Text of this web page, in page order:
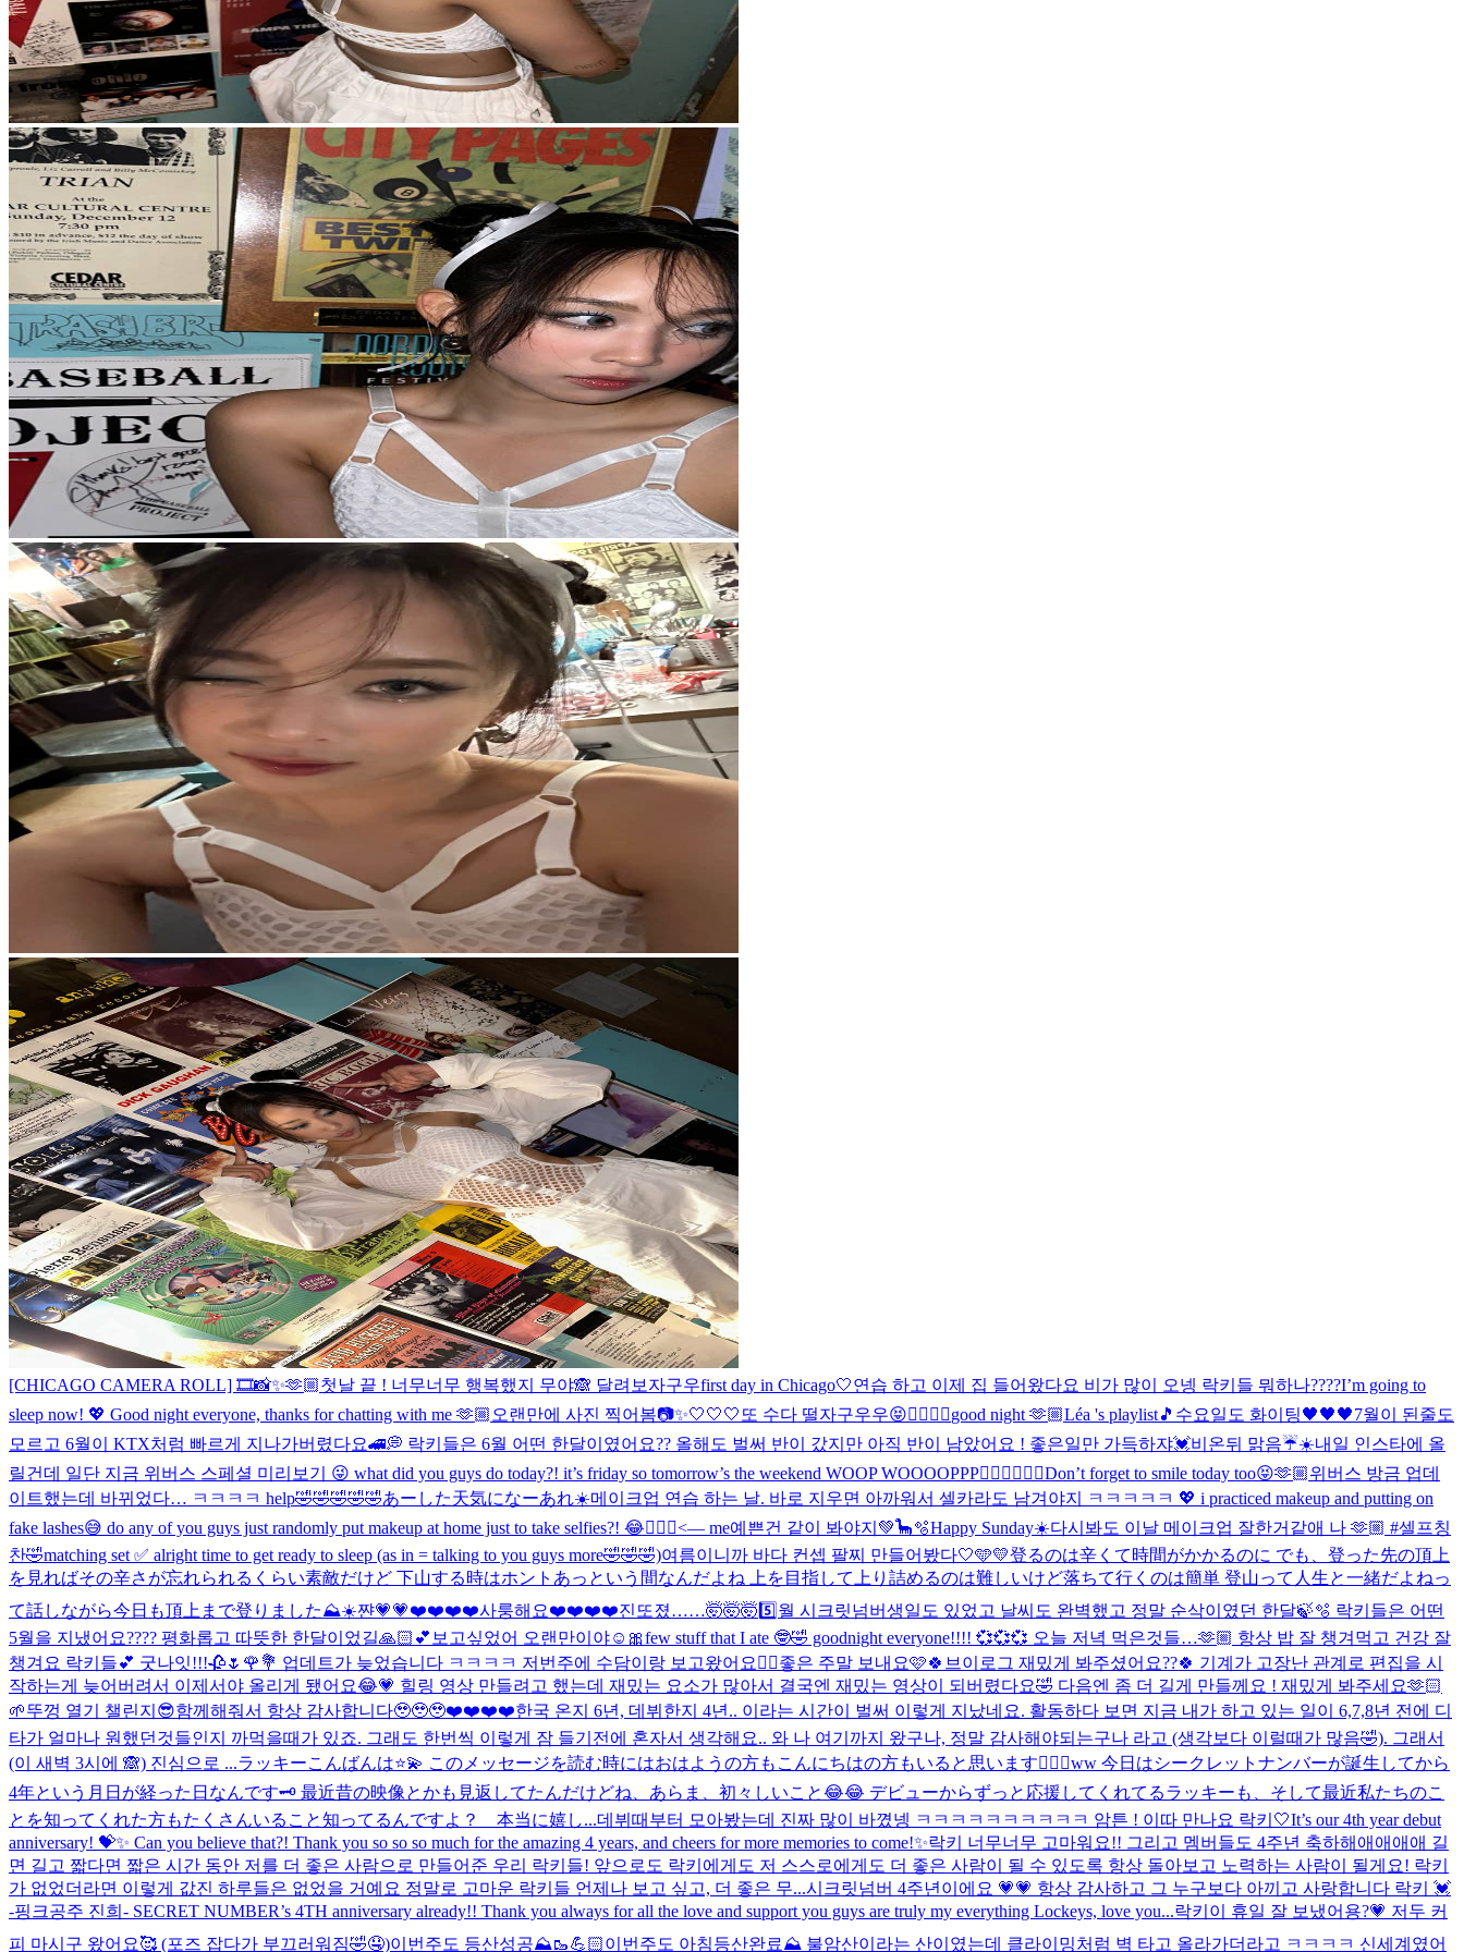
[CHICAGO CAMERA ROLL] 🎞️📸✨🫶🏼첫날 끝 ! 너무너무 행복했지 무야🙈 달려보자구우first day in Chicago🤍연습 하고 이제 집 들어왔다요 비가 많이 오넹 락키들 뭐하나????I’m going to
sleep now! 💖 Good night everyone, thanks for chatting with me 🫶🏼 오랜만에 사진 찍어봄📷✨🤍🤍🤍 또 수다 떨자구우우😝✌🏻✌🏻good night 🫶🏼Léa 's playlist🎵 수요일도 화이팅🖤🖤🖤7월이 된줄도
모르고 6월이 KTX처럼 빠르게 지나가버렸다요🚄💭 락키들은 6월 어떤 한달이였어요?? 올해도 벌써 반이 갔지만 아직 반이 남았어요 ! 좋은일만 가득하쟈💓비온뒤 맑음☔️☀️내일 인스타에 올
릴건데 일단 지금 위버스 스페셜 미리보기 😜 what did you guys do today?! it’s friday so tomorrow’s the weekend WOOP WOOOOPPP❤️‍🔥❤️‍🔥❤️‍🔥Don’t forget to smile today too😝🫶🏼위버스 방금 업데
이트했는데 바뀌었다… ㅋㅋㅋㅋ help🤣🤣🤣🤣🤣あーした天気になーあれ☀️메이크업 연습 하는 날. 바로 지우면 아까워서 셀카라도 남겨야지 ㅋㅋㅋㅋㅋ 💖 i practiced makeup and putting on
fake lashes😅 do any of you guys just randomly put makeup at home just to take selfies?! 😂🙋🏻‍♀️<— me예쁜건 같이 봐야지💚🦕🫧Happy Sunday☀️다시봐도 이날 메이크업 잘한거같애 나 🫶🏼 #셀프칭
찬🤣matching set ✅ alright time to get ready to sleep (as in = talking to you guys more🤣🤣🤣)여름이니까 바다 컨셉 팔찌 만들어봤다🤍🩵💛登るのは辛くて時間がかかるのに でも、登った先の頂上
を見ればその辛さが忘れられるくらい素敵だけど 下山する時はホントあっという間なんだよね 上を目指して上り詰めるのは難しいけど落ちて行くのは簡単 登山って人生と一緒だよねっ
て話しながら今日も頂上まで登りました⛰️☀️쨘💗💗❤️❤️❤️❤️사룽해요❤️❤️❤️❤️진또졌……🤯🤯🤯 5️⃣월 시크릿넘버생일도 있었고 날씨도 완벽했고 정말 순삭이였던 한달🍃🫧 락키들은 어떤
5월을 지냈어요???? 평화롭고 따뜻한 한달이었길🙏🏻💕 보고싶었어 오랜만이야☺️🎀few stuff that I ate 🤓🤣 goodnight everyone!!!! 💞💞💞 오늘 저녁 먹은것들…🫶🏼 항상 밥 잘 챙겨먹고 건강 잘
챙겨요 락키들💕 굿나잇!!!🥀🌷🌹💐 업데트가 늦었습니다 ㅋㅋㅋㅋ 저번주에 수담이랑 보고왔어요 ✌🏻좋은 주말 보내요🩷🍀 브이로그 재밌게 봐주셨어요??🍀 기계가 고장난 관계로 편집을 시
작하는게 늦어버려서 이제서야 올리게 됐어요😂💗 힐링 영상 만들려고 했는데 재밌는 요소가 많아서 결국엔 재밌는 영상이 되버렸다요🤣 다음엔 좀 더 길게 만들께요 ! 재밌게 봐주세요🫶🏻
🌱뚜껑 열기 챌린지😎함께해줘서 항상 감사합니다🥹🥹🥹❤️❤️❤️❤️한국 온지 6년, 데뷔한지 4년.. 이라는 시간이 벌써 이렇게 지났네요. 활동하다 보면 지금 내가 하고 있는 일이 6,7,8년 전에 디
타가 얼마나 원했던것들인지 까먹을때가 있죠. 그래도 한번씩 이렇게 잠 들기전에 혼자서 생각해요.. 와 나 여기까지 왔구나, 정말 감사해야되는구나 라고 (생각보다 이럴때가 많음🤣). 그래서
(이 새벽 3시에 🙈) 진심으로 ...ラッキーこんばんは⭐️💫 このメッセージを読む時にはおはようの方もこんにちはの方もいると思います🙇🏻‍♀️ww 今日はシークレットナンバーが誕生してから
4年という月日が経った日なんです🗝️ 最近昔の映像とかも見返してたんだけどね、あらま、初々しいこと😂😂 デビューからずっと応援してくれてるラッキーも、そして最近私たちのこ
とを知ってくれた方もたくさんいること知ってるんですよ？ 本当に嬉し...데뷔때부터 모아봤는데 진짜 많이 바꼈넹 ㅋㅋㅋㅋㅋㅋㅋㅋㅋㅋ 암튼 ! 이따 만나요 락키🤍It’s our 4th year debut
anniversary! 💝✨ Can you believe that?! Thank you so so so much for the amazing 4 years, and cheers for more memories to come!✨락키 너무너무 고마워요!! 그리고 멤버들도 4주년 축하해애애애애 길
면 길고 짧다면 짧은 시간 동안 저를 더 좋은 사람으로 만들어준 우리 락키들! 앞으로도 락키에게도 저 스스로에게도 더 좋은 사람이 될 수 있도록 항상 돌아보고 노력하는 사람이 될게요! 락키
가 없었더라면 이렇게 값진 하루들은 없었을 거예요 정말로 고마운 락키들 언제나 보고 싶고, 더 좋은 무...시크릿넘버 4주년이에요 💗💗 항상 감사하고 그 누구보다 아끼고 사랑합니다 락키 💓
-핑크공주 진희- SECRET NUMBER’s 4TH anniversary already!! Thank you always for all the love and support you guys are truly my everything Lockeys, love you...락키이 휴일 잘 보냈어용?💗 저두 커
피 마시구 왔어요🥰 (포즈 잡다가 부끄러워짐🤣🤤)이번주도 등산성공⛰️🥾💪🏻이번주도 아침등산완료⛰️ 불암산이라는 산이였는데 클라이밍처럼 벽 타고 올라가더라고 ㅋㅋㅋㅋ 신세계였어